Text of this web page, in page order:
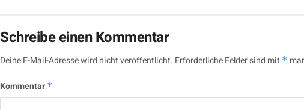
Schreibe einen Kommentar
Deine E-Mail-Adresse wird nicht veröffentlicht. Erforderliche Felder sind mit *
Kommentar *